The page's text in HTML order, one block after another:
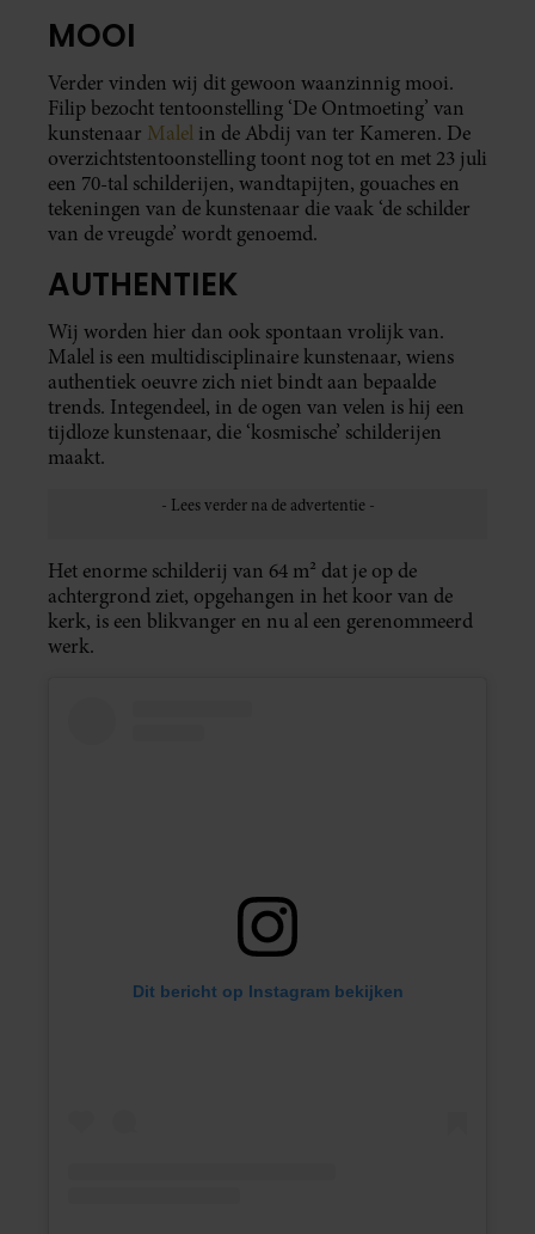
MOOI
Verder vinden wij dit gewoon waanzinnig mooi.
Filip bezocht tentoonstelling ‘De Ontmoeting’ van
kunstenaar Malel in de Abdij van ter Kameren. De
overzichtstentoonstelling toont nog tot en met 23 juli
een 70-tal schilderijen, wandtapijten, gouaches en
tekeningen van de kunstenaar die vaak ‘de schilder
van de vreugde’ wordt genoemd. ⁣
AUTHENTIEK
Wij worden hier dan ook spontaan vrolijk van.
Malel is een multidisciplinaire kunstenaar, wiens
authentiek oeuvre zich niet bindt aan bepaalde
trends. Integendeel, in de ogen van velen is hij een
tijdloze kunstenaar, die ‘kosmische’ schilderijen
maakt.
Het enorme schilderij van 64 m² dat je op de
achtergrond ziet, opgehangen in het koor van de
kerk, is een blikvanger en nu al een gerenommeerd
werk.
Dit bericht op Instagram bekijken